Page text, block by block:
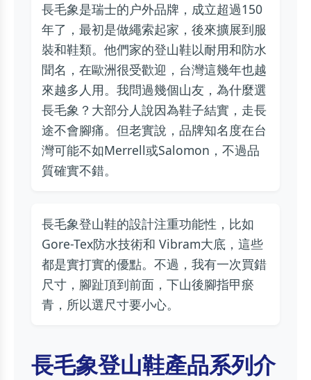
長毛象是瑞士的户外品牌，成立超過150
年了，最初是做繩索起家，後來擴展到服
裝和鞋類。他們家的登山鞋以耐用和防水
聞名，在歐洲很受歡迎，台灣這幾年也越
來越多人用。我問過幾個山友，為什麼選
長毛象？大部分人說因為鞋子結實，走長
途不會腳痛。但老實說，品牌知名度在台
灣可能不如Merrell或Salomon，不過品
質確實不錯。
長毛象登山鞋的設計注重功能性，比如
Gore-Tex防水技術和 Vibram大底，這些
都是實打實的優點。不過，我有一次買錯
尺寸，腳趾頂到前面，下山後腳指甲瘀
青，所以選尺寸要小心。
長毛象登山鞋產品系列介